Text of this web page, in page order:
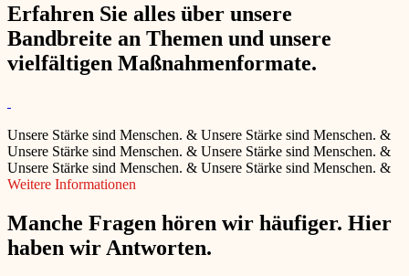
Erfahren Sie alles über unsere
Bandbreite an Themen und unsere
vielfältigen Maßnahmenformate.
Unsere Stärke sind Menschen. & Unsere Stärke sind Menschen. &
Unsere Stärke sind Menschen. & Unsere Stärke sind Menschen. &
Unsere Stärke sind Menschen. & Unsere Stärke sind Menschen. &
Weitere Informationen
Manche Fragen hören wir häufiger. Hier
haben wir Antworten.